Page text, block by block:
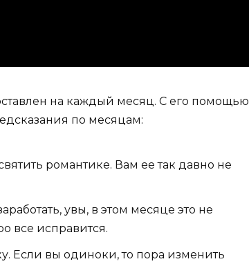
на каждый месяц. С его помощью
по месяцам:
романтике. Вам ее так давно не
увы, в этом месяце это не
все исправится.
Если вы одиноки, то пора изменить